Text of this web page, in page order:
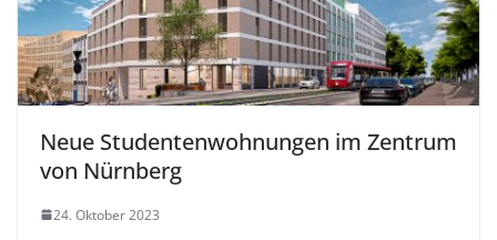
Neue Studentenwohnungen im Zentrum
von Nürnberg
24. Oktober 2023